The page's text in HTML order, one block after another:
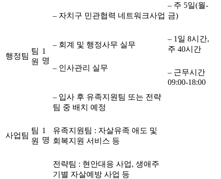
– 자치구 민관협력 네트워크사업
– 주 5일(월-
금)
– 1일 8시간,
주 40시간
– 근무시간
09:00-18:00
행정팀
팀
원
1
명
– 회계 및 행정사무 실무
– 인사관리 실무
사업팀
팀
원
1
명
– 입사 후 유족지원팀 또는 전략
팀 중 배치 예정
유족지원팀 : 자살유족 애도 및
회복지원 서비스 등
전략팀 : 현안대응 사업, 생애주
기별 자살예방 사업 등